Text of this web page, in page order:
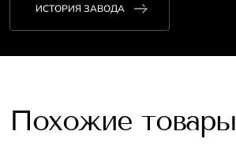
ИСТОРИЯ ЗАВОДА
Похожие товары